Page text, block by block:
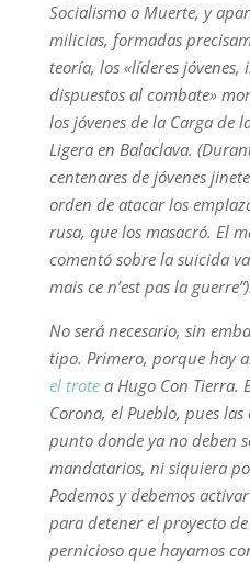
Socialismo o Muerte, y
milicias, formadas
teoría, los «líderes jóvenes,
dispuestos al combate»
los jóvenes de la Carga de
Ligera en Balaclava.
centenares de jóvenes
orden de atacar los
rusa, que los masacró. El
comentó sobre la suicida
mais ce n’est pas la guerre”).
No será necesario, sin
tipo. Primero, porque hay
el trotea Hugo Con Tierra.
Corona, el Pueblo, pues
punto donde ya no deben
mandatarios, ni siquiera
Podemos y debemos
para detener el proyecto
pernicioso que hayamos